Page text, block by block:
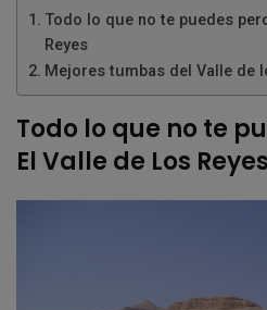
Todo lo que no te puedes
Reyes
Mejores tumbas del Valle de
Todo lo que no te
El Valle de Los Reyes